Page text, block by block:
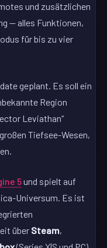
und zusätzlichen
— alles Funktionen,
für bis zu vier
geplant. Es soll ein
Region
Leviathan“
Tiefsee-Wesen,
5und spielt auf
Universum. Es ist
über Steam,